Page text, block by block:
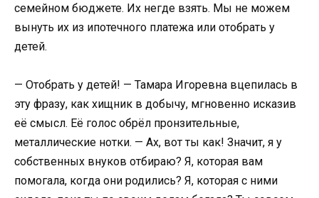
семейном бюджете. Их негде взять. Мы не можем
вынуть их из ипотечного платежа или отобрать у
детей.
— Отобрать у детей! — Тамара Игоревна вцепилась в
эту фразу, как хищник в добычу, мгновенно исказив
её смысл. Её голос обрёл пронзительные,
металлические нотки. — Ах, вот ты как! Значит, я у
собственных внуков отбираю? Я, которая вам
помогала, когда они родились? Я, которая с ними